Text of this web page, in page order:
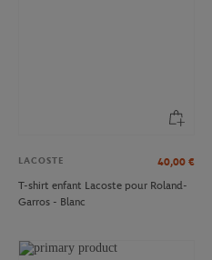
LACOSTE 40,00 €
T-shirt enfant Lacoste pour Roland-
Garros - Blanc